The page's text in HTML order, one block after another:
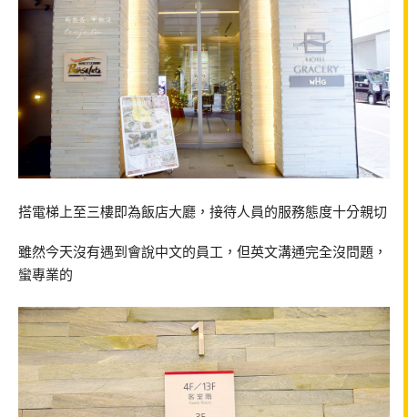
搭電梯上至三樓即為飯店大廳，接待人員的服務態度十分親切
雖然今天沒有遇到會說中文的員工，但英文溝通完全沒問題，
蠻專業的